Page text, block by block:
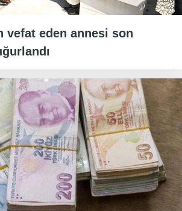
vefat eden annesi son